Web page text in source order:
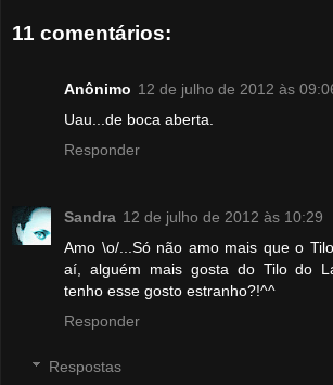
11 comentários:
Anônimo 12 de julho de 2012 às
Uau...de boca aberta.
Responder
Sandra 12 de julho de 2012 às 10:29
Amo \o/...Só não amo mais que o
aí, alguém mais gosta do Tilo do
tenho esse gosto estranho?!^^
Responder
Respostas